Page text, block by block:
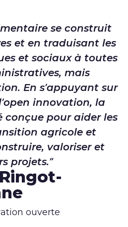
se construit
et en traduisant les
et sociaux à toutes
mais
En s’appuyant sur
innovation, la
conçue pour aider les
agricole et
valoriser et
projets.
Ringot-
ouverte